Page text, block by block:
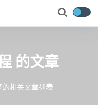
的文章
相关文章列表